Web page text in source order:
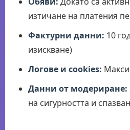
изтичане на платения
Фактурни данни: 10
изискване)
Логове и cookies:
Данни от модериране:
на сигурността и